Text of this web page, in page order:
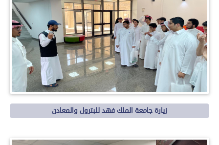
زيارة جامعة الملك فهد للبترول والمعادن